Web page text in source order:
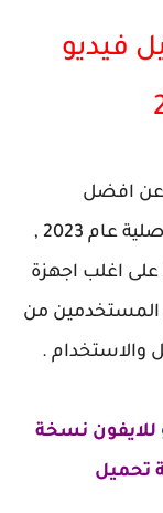
فيديو
عن افضل
للأيفون نسخة اصلية عام 2023 ,
على اغلب اجهزة
المستخدمين من
والاستخدام .
للايفون نسخة